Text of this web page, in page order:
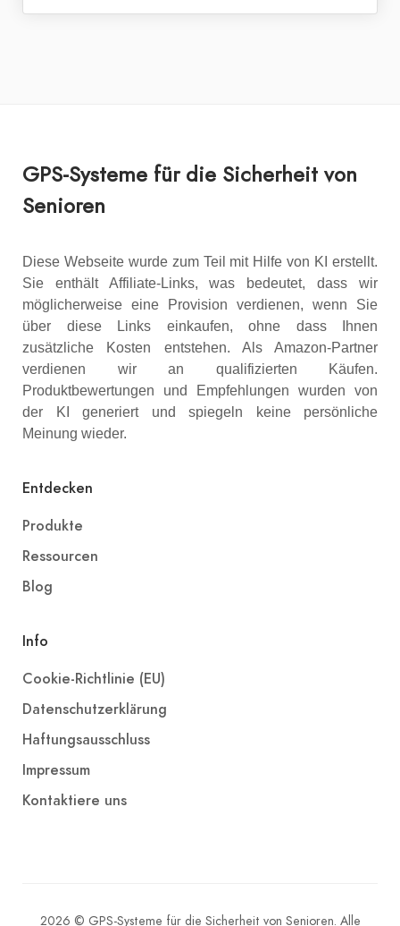
GPS-Systeme für die Sicherheit von
Senioren
Diese Webseite wurde zum Teil mit Hilfe von KI erstellt.
Sie enthält Affiliate-Links, was bedeutet, dass wir
möglicherweise eine Provision verdienen, wenn Sie
über diese Links einkaufen, ohne dass Ihnen
zusätzliche Kosten entstehen. Als Amazon-Partner
verdienen wir an qualifizierten Käufen.
Produktbewertungen und Empfehlungen wurden von
der KI generiert und spiegeln keine persönliche
Meinung wieder.
Entdecken
Produkte
Ressourcen
Blog
Info
Cookie-Richtlinie (EU)
Datenschutzerklärung
Haftungsausschluss
Impressum
Kontaktiere uns
2026 © GPS-Systeme für die Sicherheit von Senioren. Alle